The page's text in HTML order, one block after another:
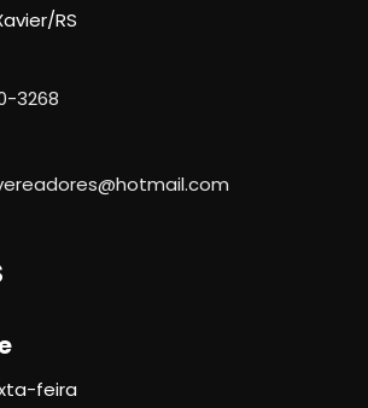
RS
3268
feira